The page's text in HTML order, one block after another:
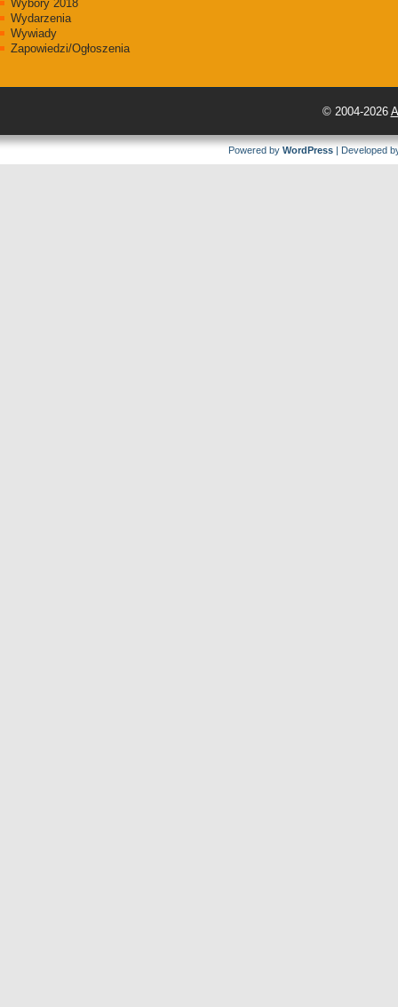
Wybory 2018
Wydarzenia
Wywiady
Zapowiedzi/Ogłoszenia
© 2004-2026
Powered by WordPress | Developed